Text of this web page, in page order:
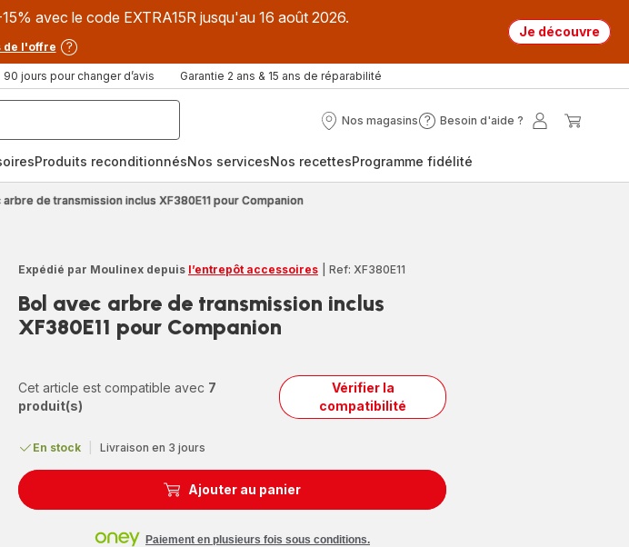
avec le code EXTRA15R jusqu'au 16 août 2026.
de l'offre
Je découvre
90 jours pour changer d’avis Garantie 2 ans & 15 ans de réparabilité
Nos magasins
Nos
Besoin d'aide ?
Besoin
?
Mon
Produits reconditionnésNos servicesNos recettesProgramme fidélité
arbre de transmission inclus XF380E11 pour Companion
Expédié par Moulinex depuis l’entrepôt accessoires Ref: XF380E11
Bol avec arbre de transmission inclus
XF380E11 pour Companion
Cet article est compatible avec 7
produit(s)
Vérifier la
compatibilité
En stock Livraison en 3 jours
Ajouter au panier
Paiement en plusieurs fois sous conditions.